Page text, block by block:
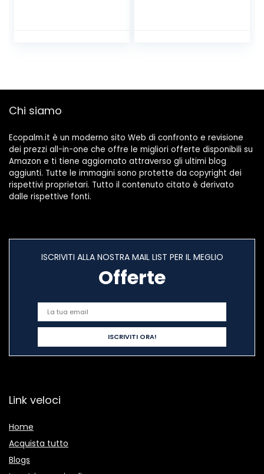
(Color : Style 2)
Chi siamo
Ecopalm.it è un moderno sito Web di confronto e revisione
dei prezzi all-in-one che offre le migliori offerte disponibili su
Amazon e ti tiene aggiornato attraverso gli ultimi blog
aggiunti. Tutte le immagini sono protette da copyright dei
rispettivi proprietari. Tutto il contenuto citato è derivato
dalle rispettive fonti.
ISCRIVITI ALLA NOSTRA MAIL LIST PER IL MEGLIO
Offerte
Link veloci
Home
Acquista tutto
Blogs